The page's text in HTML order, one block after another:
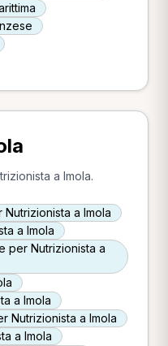
a Imola.
a Imola
a Imola
per Nutrizionista a
a Imola
Nutrizionista a Imola
a Imola